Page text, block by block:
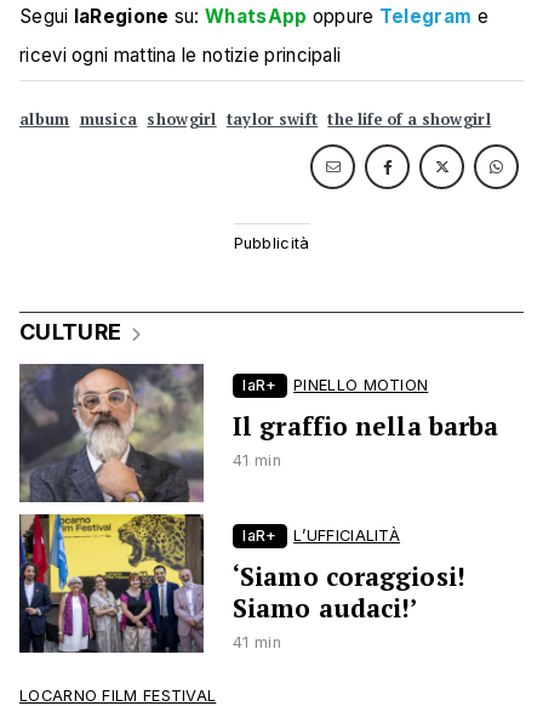
Segui laRegione su:WhatsApp oppure Telegram e
ricevi ogni mattina le notizie principali
album musica showgirl taylor swift the life of a showgirl
CULTURE
laR+ PINELLO MOTION
Il graffio nella barba
41 min
laR+ L’UFFICIALITÀ
‘Siamo coraggiosi!
Siamo audaci!’
41 min
LOCARNO FILM FESTIVAL